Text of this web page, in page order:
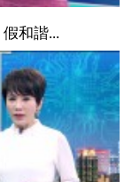
和諧...